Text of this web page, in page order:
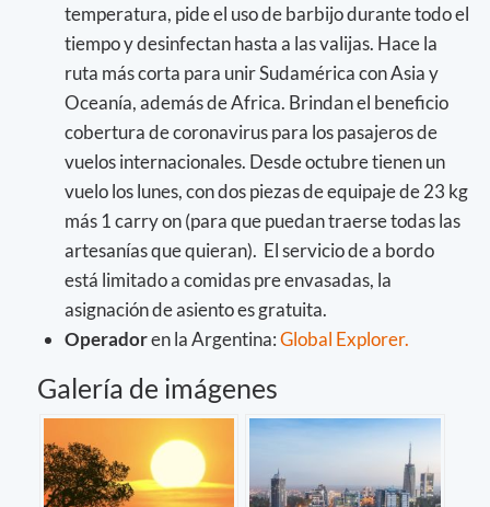
temperatura, pide el uso de barbijo durante todo el
tiempo y desinfectan hasta a las valijas. Hace la
ruta más corta para unir Sudamérica con Asia y
Oceanía, además de Africa. Brindan el beneficio
cobertura de coronavirus para los pasajeros de
vuelos internacionales. Desde octubre tienen un
vuelo los lunes, con dos piezas de equipaje de 23 kg
más 1 carry on (para que puedan traerse todas las
artesanías que quieran). El servicio de a bordo
está limitado a comidas pre envasadas, la
asignación de asiento es gratuita.
Operadoren la Argentina:Global Explorer.
Galería de imágenes